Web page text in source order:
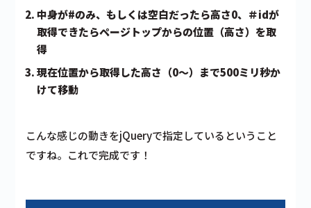
中身が#のみ、もしくは空白だったら高さ0、＃idが
取得できたらページトップからの位置（高さ）を取
得
現在位置から取得した高さ（0〜）まで500ミリ秒か
けて移動
こんな感じの動きをjQueryで指定しているということ
ですね。これで完成です！